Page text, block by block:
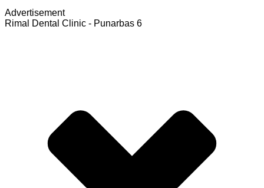
Advertisement
Rimal Dental Clinic - Punarbas 6